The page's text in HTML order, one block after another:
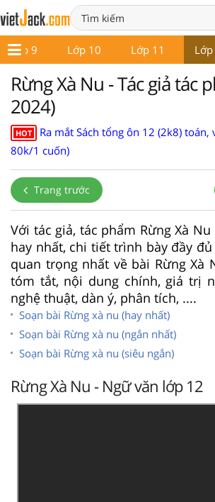
Lớp 9 Lớp 10 Lớp 11
Rừng Xà Nu - Tác giả tác
2024)
HOT
Ra mắt Sách tổng ôn 12 (2k8) toán,
80k/1 cuốn)
Trang trước
Với tác giả, tác phẩm Rừng Xà
hay nhất, chi tiết trình bày đầy
quan trọng nhất về bài Rừng Xà
tóm tắt, nội dung chính, giá trị
nghệ thuật, dàn ý, phân tích, ....
Soạn bài Rừng xà nu (hay nhất)
Soạn bài Rừng xà nu (ngắn nhất)
Soạn bài Rừng xà nu (siêu ngắn)
Rừng Xà Nu - Ngữ văn lớp 12